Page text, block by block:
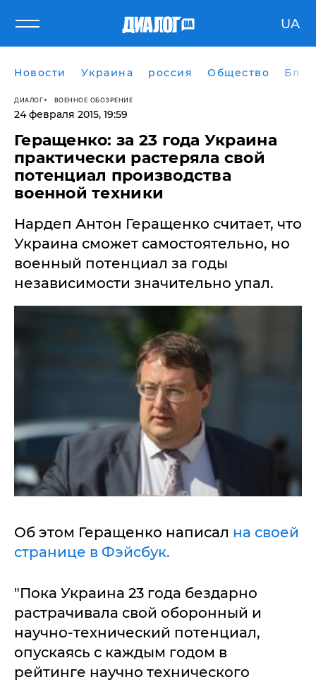
UA
Новости Украина россия Общество
ДИАЛОГ ВОЕННОЕ ОБОЗРЕНИЕ
24 февраля 2015, 19:59
Геращенко: за 23 года Украина
практически растеряла свой
потенциал производства
военной техники
Нардеп Антон Геращенко считает, что
Украина сможет самостоятельно, но
военный потенциал за годы
независимости значительно упал.
Об этом Геращенко написал на своей
странице в Фэйсбук.
"Пока Украина 23 года бездарно
растрачивала свой оборонный и
научно-технический потенциал,
опускаясь с каждым годом в
рейтинге научно технического